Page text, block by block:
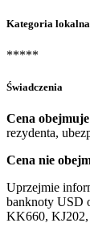
Kategoria lokalna
*****
Świadczenia
Cena
rezydenta,
Cena nie
Uprzejmie
banknoty USD
KK660,